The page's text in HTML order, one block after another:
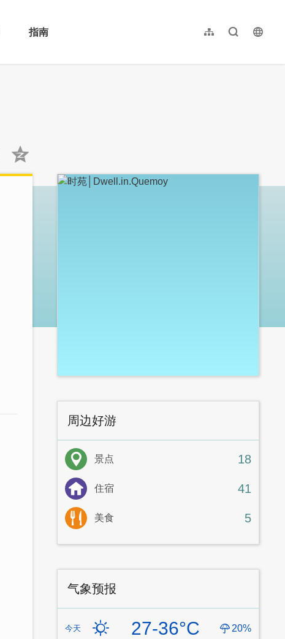
指南 网站导览全文检索
繁體中文
:::
周边好游
景点 18
住宿 41
美食 5
气象预报
今天 27-36°C 20%